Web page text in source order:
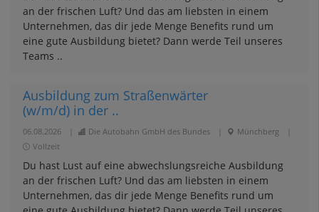
an der frischen Luft? Und das am liebsten in einem
Unternehmen, das dir jede Menge Benefits rund um
eine gute Ausbildung bietet? Dann werde Teil unseres
Teams ..
Ausbildung zum Straßenwärter
(w/m/d) in der ..
06.08.2026 Die Autobahn GmbH des Bundes Münchberg
Vollzeit
Du hast Lust auf eine abwechslungsreiche Ausbildung
an der frischen Luft? Und das am liebsten in einem
Unternehmen, das dir jede Menge Benefits rund um